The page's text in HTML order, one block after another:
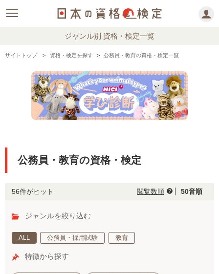
ジャンル別 資格・検定一覧
サイトトップ 資格・検定を探す 公務員・教育の資格・検定一覧
公務員・教育の資格・検定
56件がヒット 閲覧数順 help 50音順
ジャンルを絞り込む
ALL 公務員・採用試験 教育
特徴から探す